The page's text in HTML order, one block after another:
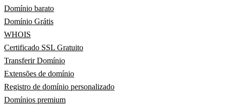
Domínio barato
Domínio Grátis
WHOIS
Certificado SSL Gratuito
Transferir Domínio
Extensões de domínio
Registro de domínio personalizado
Domínios premium